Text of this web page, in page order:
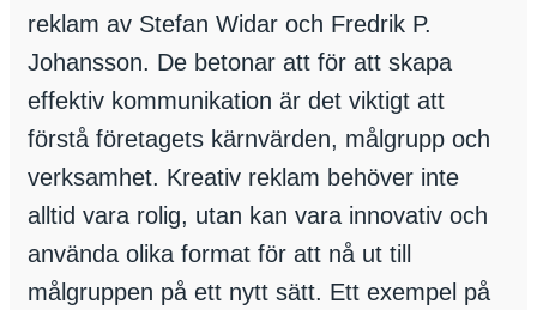
reklam av Stefan Widar och Fredrik P.
Johansson. De betonar att för att skapa
effektiv kommunikation är det viktigt att
förstå företagets kärnvärden, målgrupp och
verksamhet. Kreativ reklam behöver inte
alltid vara rolig, utan kan vara innovativ och
använda olika format för att nå ut till
målgruppen på ett nytt sätt. Ett exempel på